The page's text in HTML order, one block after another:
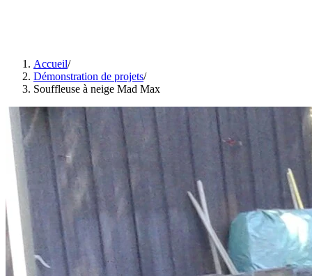
Accueil/
Démonstration de projets/
Souffleuse à neige Mad Max